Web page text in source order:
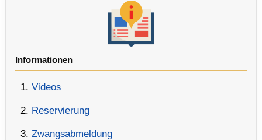
Informationen
Videos
Reservierung
Zwangsabmeldung